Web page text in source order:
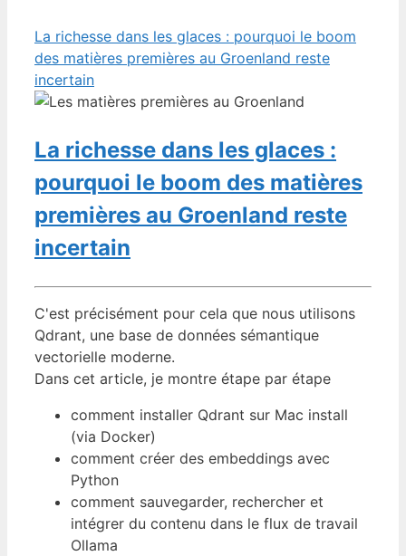
La richesse dans les glaces : pourquoi le boom
des matières premières au Groenland reste
incertain
La richesse dans les glaces :
pourquoi le boom des matières
premières au Groenland reste
incertain
C'est précisément pour cela que nous utilisons
Qdrant, une base de données sémantique
vectorielle moderne.
Dans cet article, je montre étape par étape
comment installer Qdrant sur Mac install
(via Docker)
comment créer des embeddings avec
Python
comment sauvegarder, rechercher et
intégrer du contenu dans le flux de travail
Ollama